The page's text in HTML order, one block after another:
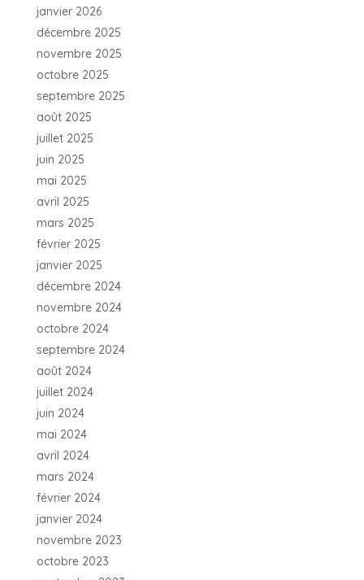
janvier 2026
décembre 2025
novembre 2025
octobre 2025
septembre 2025
août 2025
juillet 2025
juin 2025
mai 2025
avril 2025
mars 2025
février 2025
janvier 2025
décembre 2024
novembre 2024
octobre 2024
septembre 2024
août 2024
juillet 2024
juin 2024
mai 2024
avril 2024
mars 2024
février 2024
janvier 2024
novembre 2023
octobre 2023